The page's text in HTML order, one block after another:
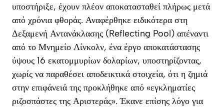
υποστήριξε, έχουν πλέον αποκατασταθεί πλήρως μετά
από χρόνια φθοράς. Αναφέρθηκε ειδικότερα στη
Δεξαμενή Αντανάκλασης (Reflecting Pool) απέναντι
από το Μνημείο Λίνκολν, ένα έργο αποκατάστασης
ύψους 16 εκατομμυρίων δολαρίων, υποστηρίζοντας,
χωρίς να παραθέσει αποδεικτικά στοιχεία, ότι η ζημιά
στην επιφάνειά της προκλήθηκε από «εγκληματίες
ριζοσπάστες της Αριστεράς». Έκανε επίσης λόγο για